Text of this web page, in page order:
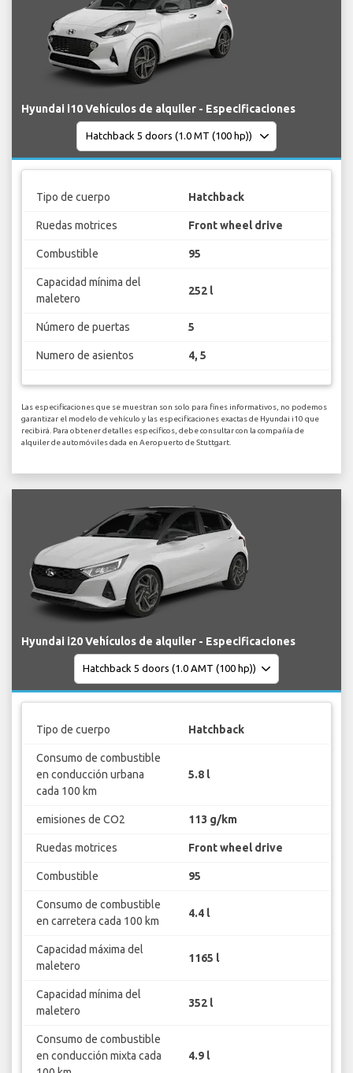
Hyundai i10 Vehículos de alquiler - Especificaciones
Tipo de cuerpo Hatchback
Ruedas motrices Front wheel drive
Combustible 95
Capacidad mínima del
maletero
252 l
Número de puertas 5
Numero de asientos 4, 5
Las especificaciones que se muestran son solo para fines informativos, no podemos
garantizar el modelo de vehículo y las especificaciones exactas de Hyundai i10 que
recibirá. Para obtener detalles específicos, debe consultar con la compañía de
alquiler de automóviles dada en Aeropuerto de Stuttgart.
Hyundai i20 Vehículos de alquiler - Especificaciones
Tipo de cuerpo Hatchback
Consumo de combustible
en conducción urbana
cada 100 km
5.8 l
emisiones de CO2 113 g/km
Ruedas motrices Front wheel drive
Combustible 95
Consumo de combustible
en carretera cada 100 km
4.4 l
Capacidad máxima del
maletero
1165 l
Capacidad mínima del
maletero
352 l
Consumo de combustible
en conducción mixta cada
4.9 l